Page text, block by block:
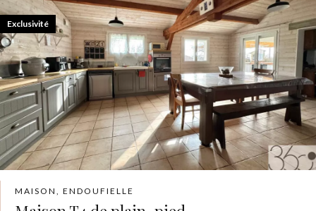
MAISON, ENDOUFIELLE
Exclusivité